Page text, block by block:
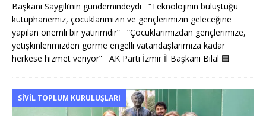
Başkanı Saygılı’nın gündemindeydi “Teknolojinin buluştuğu
kütüphanemiz, çocuklarımızın ve gençlerimizin geleceğine
yapılan önemli bir yatırımdır” “Çocuklarımızdan gençlerimize,
yetişkinlerimizden görme engelli vatandaşlarımıza kadar
herkese hizmet veriyor” AK Parti İzmir İl Başkanı Bilal 🟦
SIVIL TOPLUM KURULUŞLARI